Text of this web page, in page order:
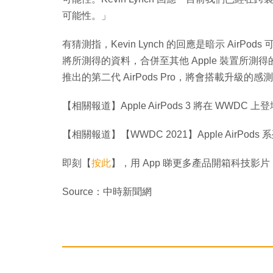
可能性。」
有猜測指，Kevin Lynch 的回應是暗示 AirPods
將所測得的資料，合併至其他 Apple 裝置所測
推出的第二代 AirPods Pro，將會搭載升級的感
【相關報道】Apple AirPods 3 將在 WWDC 上
【相關報道】【WWDC 2021】Apple AirPods
即刻【按此】，用 App 睇更多產品開箱科技影片
Source：中時新聞網